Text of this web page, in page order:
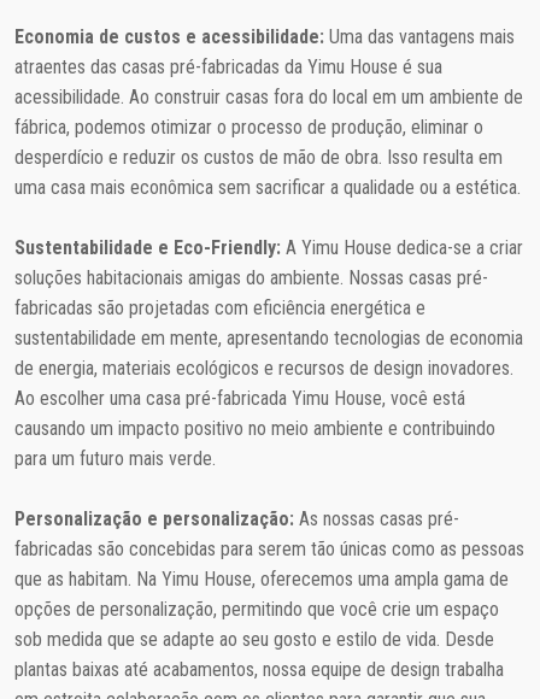
Economia de custos e acessibilidade: Uma das vantagens mais
atraentes das casas pré-fabricadas da Yimu House é sua
acessibilidade. Ao construir casas fora do local em um ambiente de
fábrica, podemos otimizar o processo de produção, eliminar o
desperdício e reduzir os custos de mão de obra. Isso resulta em
uma casa mais econômica sem sacrificar a qualidade ou a estética.
Sustentabilidade e Eco-Friendly: A Yimu House dedica-se a criar
soluções habitacionais amigas do ambiente. Nossas casas pré-
fabricadas são projetadas com eficiência energética e
sustentabilidade em mente, apresentando tecnologias de economia
de energia, materiais ecológicos e recursos de design inovadores.
Ao escolher uma casa pré-fabricada Yimu House, você está
causando um impacto positivo no meio ambiente e contribuindo
para um futuro mais verde.
Personalização e personalização: As nossas casas pré-
fabricadas são concebidas para serem tão únicas como as pessoas
que as habitam. Na Yimu House, oferecemos uma ampla gama de
opções de personalização, permitindo que você crie um espaço
sob medida que se adapte ao seu gosto e estilo de vida. Desde
plantas baixas até acabamentos, nossa equipe de design trabalha